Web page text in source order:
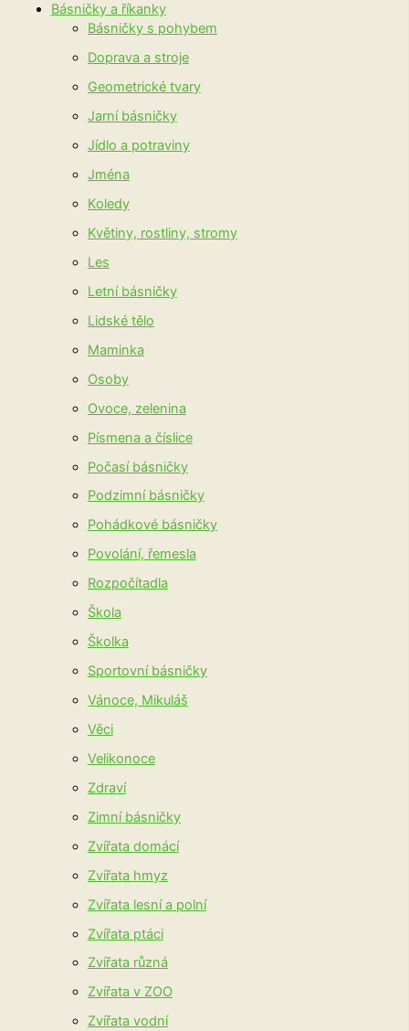
Básničky a říkanky
Básničky s pohybem
Doprava a stroje
Geometrické tvary
Jarní básničky
Jídlo a potraviny
Jména
Koledy
Květiny, rostliny, stromy
Les
Letní básničky
Lidské tělo
Maminka
Osoby
Ovoce, zelenina
Písmena a číslice
Počasí básničky
Podzimní básničky
Pohádkové básničky
Povolání, řemesla
Rozpočítadla
Škola
Školka
Sportovní básničky
Vánoce, Mikuláš
Věci
Velikonoce
Zdraví
Zimní básničky
Zvířata domácí
Zvířata hmyz
Zvířata lesní a polní
Zvířata ptáci
Zvířata různá
Zvířata v ZOO
Zvířata vodní